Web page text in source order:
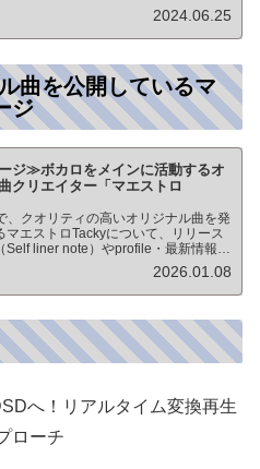
ジになりますオーディオ情報全般の
2024.06.25
曲を公開しているマ
ジ
ジ≫ボカロをメインに活動するオ
クリエイター「マエストロ
、クオリティの高いオリジナル曲を発
マエストロTackyについて、リリース
Self liner note）やprofile・最新情報な
ャンネル登録100人突破記念作品の生
2026.01.08
へ！リアルタイム変換再生
ローチ